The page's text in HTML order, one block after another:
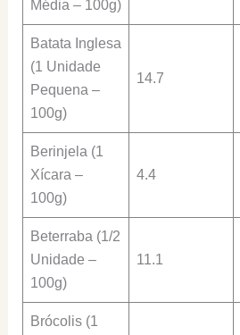
Média – 100g)
Batata Inglesa
(1 Unidade
Pequena –
100g)
14.7
Berinjela (1
Xícara –
100g)
4.4
Beterraba (1/2
Unidade –
100g)
11.1
Brócolis (1